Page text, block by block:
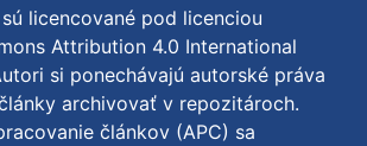
licencované pod licenciou
Attribution 4.0 International
si ponechávajú autorské práva
archivovať v repozitároch.
článkov (APC) sa